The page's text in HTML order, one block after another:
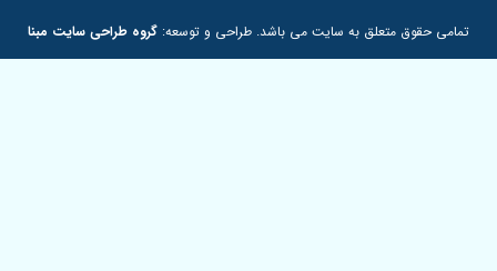
تمامی حقوق متعلق به سایت می باشد. طراحی و توسعه: گروه طراحی سایت مبنا